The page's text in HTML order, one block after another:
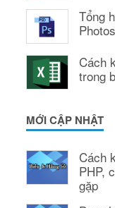
Tổng
Cách
trong
MỚI CẬP NHẬT
Cách
PHP,
gặp